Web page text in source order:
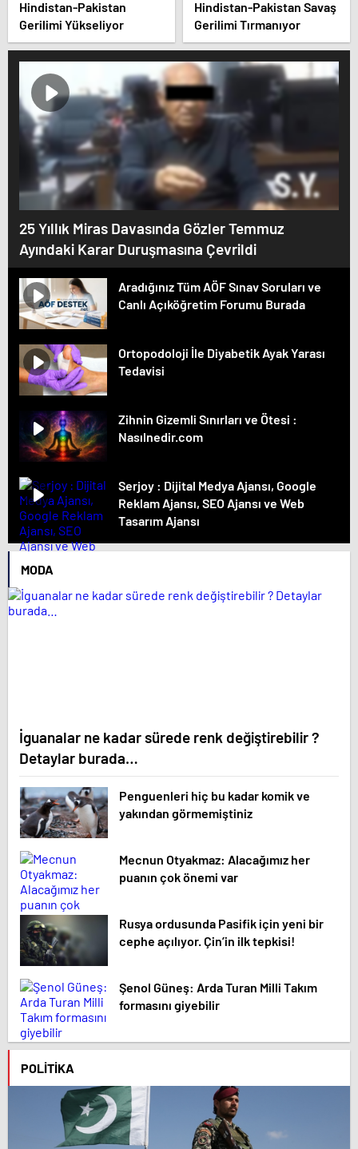
Hindistan-Pakistan
Gerilimi Yükseliyor
Hindistan-Pakistan Savaş
Gerilimi Tırmanıyor
25 Yıllık Miras Davasında Gözler Temmuz
Ayındaki Karar Duruşmasına Çevrildi
Aradığınız Tüm AÖF Sınav Soruları ve
Canlı Açıköğretim Forumu Burada
Ortopodoloji İle Diyabetik Ayak Yarası
Tedavisi
Zihnin Gizemli Sınırları ve Ötesi :
Nasılnedir.com
Serjoy : Dijital Medya Ajansı, Google
Reklam Ajansı, SEO Ajansı ve Web
Tasarım Ajansı
MODA
İguanalar ne kadar sürede renk değiştirebilir ?
Detaylar burada…
Penguenleri hiç bu kadar komik ve
yakından görmemiştiniz
Mecnun Otyakmaz: Alacağımız her
puanın çok önemi var
Rusya ordusunda Pasifik için yeni bir
cephe açılıyor. Çin’in ilk tepkisi!
Şenol Güneş: Arda Turan Milli Takım
formasını giyebilir
POLITIKA